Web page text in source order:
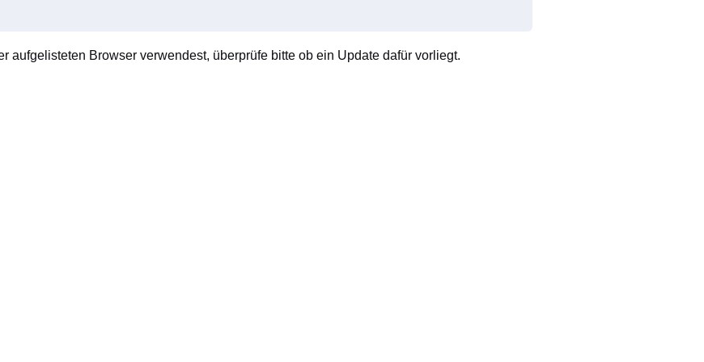
aufgelisteten Browser verwendest, überprüfe bitte ob ein Update dafür vorliegt.